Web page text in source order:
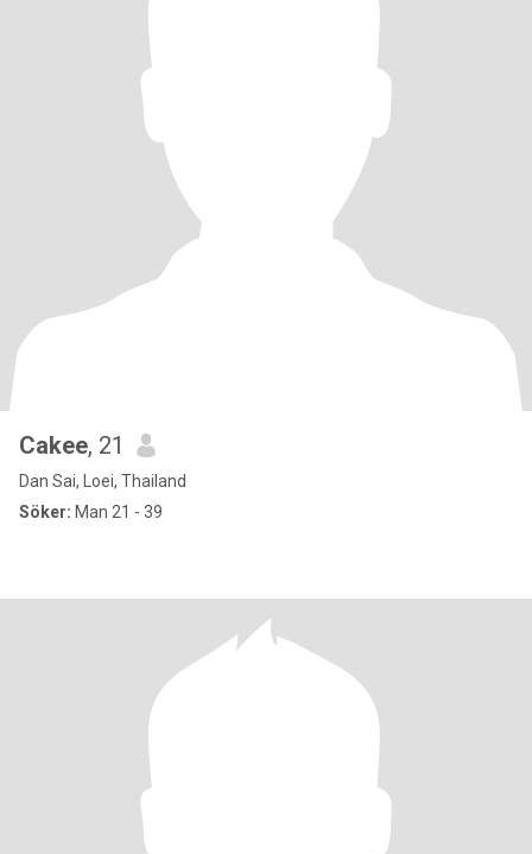
Cakee, 21
Dan Sai, Loei, Thailand
Söker: Man 21 - 39